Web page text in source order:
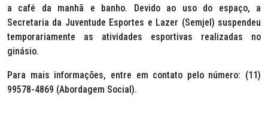
a café da manhã e banho. Devido ao uso do espaço, a
Secretaria da Juventude Esportes e Lazer (Semjel) suspendeu
temporariamente as atividades esportivas realizadas no
ginásio.
Para mais informações, entre em contato pelo número: (11)
99578-4869 (Abordagem Social).